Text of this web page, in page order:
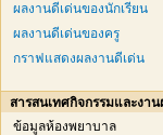
ผลงานดีเด่นของนักเรียน
ผลงานดีเด่นของครู
กราฟแสดงผลงานดีเด่น
สารสนเทศกิจกรรมและงา
ข้อมูลห้องพยาบาล